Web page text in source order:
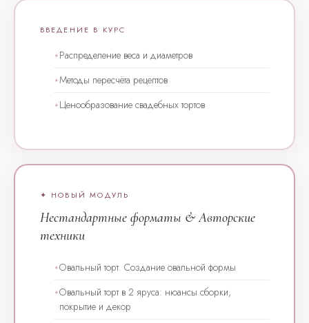
ВВЕДЕНИЕ В КУРС
Распределение веса и диаметров
Методы пересчёта рецептов
Ценообразование свадебных тортов
✦ НОВЫЙ МОДУЛЬ
Нестандартные форматы & Авторские
техники
Овальный торт. Создание овальной формы
Овальный торт в 2 яруса: нюансы сборки,
покрытие и декор